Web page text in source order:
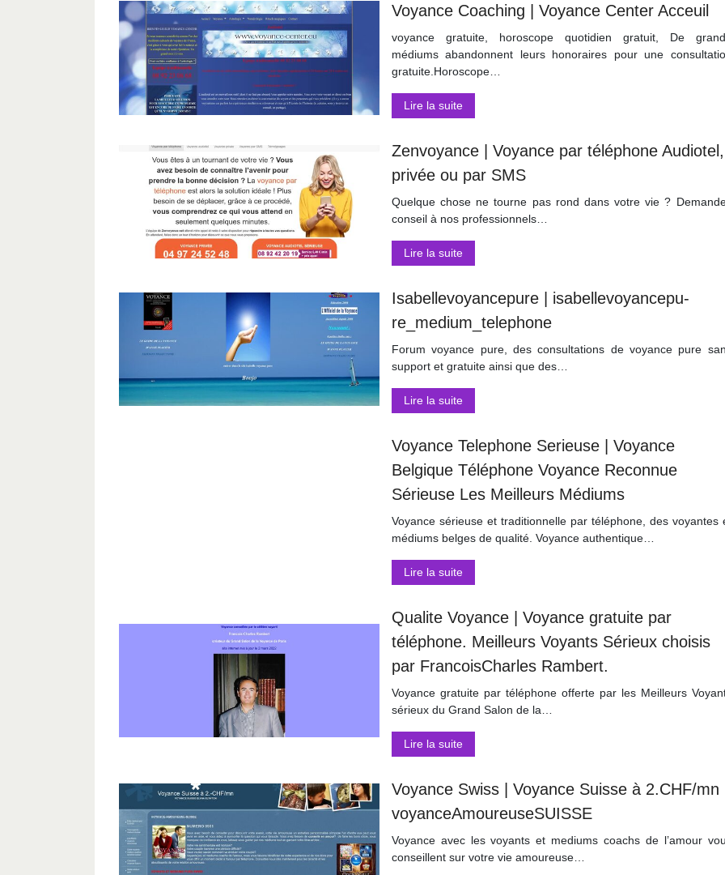
Voyance Coaching | Voyance Center Acceuil
voyance gratuite, horoscope quotidien gratuit, De
médiums abandonnent leurs honoraires pour une
gratuite.Horoscope…
Lire la suite
Zenvoyance | Voyance par téléphone Audiotel,
privée ou par SMS
Quelque chose ne tourne pas rond dans votre vie ?
conseil à nos professionnels…
Lire la suite
Isabellevoyancepure | isabel­levoyan­cepu­
re_medium_telephone
Forum voyance pure, des consultations de voyance pure
support et gratuite ainsi que des…
Lire la suite
Voyance Telephone Serieuse | Voyance
Belgique Téléphone Voyance Reconnue
Sérieuse Les Meilleurs Médiums
Voyance sérieuse et traditionnelle par téléphone, des voyantes
médiums belges de qualité. Voyance authentique…
Lire la suite
Qualite Voyance | Voyance gratuite par
téléphone. Meilleurs Voyants Sérieux choisis
par FrancoisCharles Rambert.
Voyance gratuite par téléphone offerte par les Meilleurs
sérieux du Grand Salon de la…
Lire la suite
Voyance Swiss | Voyance Suisse à 2.CHF/mn
voyanceAmoureuseSUISSE
Voyance avec les voyants et mediums coachs de l’amour
conseillent sur votre vie amoureuse…